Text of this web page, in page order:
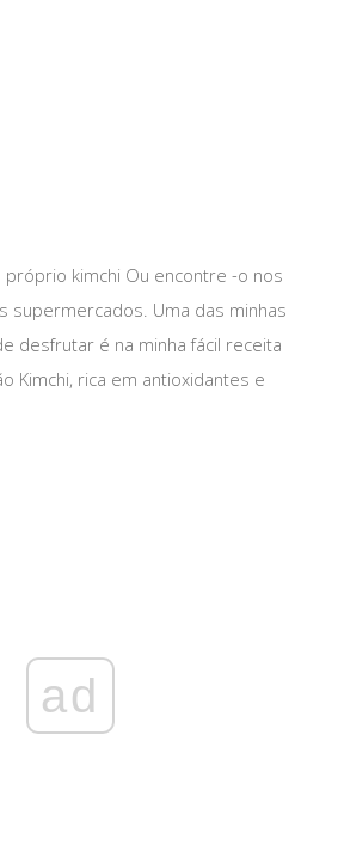
próprio kimchi Ou encontre -o nos
supermercados. Uma das minhas
desfrutar é na minha fácil receita
Kimchi, rica em antioxidantes e
ad